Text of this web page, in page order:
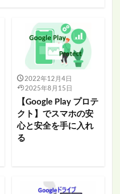
2022年12月4日
2025年8月15日
【Google Play プロテ
クト】でスマホの安
心と安全を手に入れ
る